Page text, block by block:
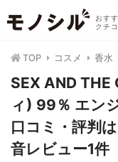
おす
クチ
TOP コスメ 香水
SEX AND
ィ) 99％ エン
口コミ・評判
音レビュー1件